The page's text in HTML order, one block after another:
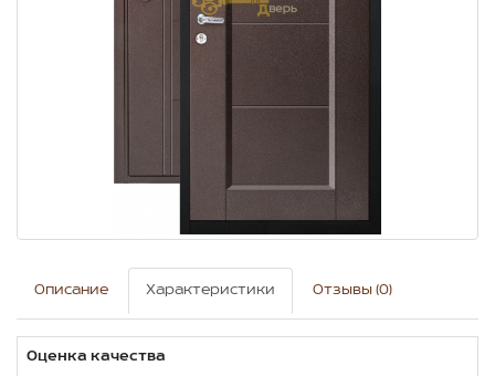
Описание Характеристики Отзывы (0)
Оценка качества